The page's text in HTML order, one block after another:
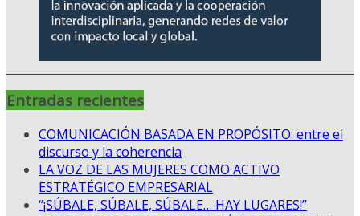
Entradas recientes
COMUNICACIÓN BASADA EN PROPÓSITO: entre el
discurso y la coherencia
LA VOZ DE LAS MUJERES COMO ACTIVO
ESTRATÉGICO EMPRESARIAL
“¡SÚBALE, SÚBALE, SÚBALE… HAY LUGARES!”